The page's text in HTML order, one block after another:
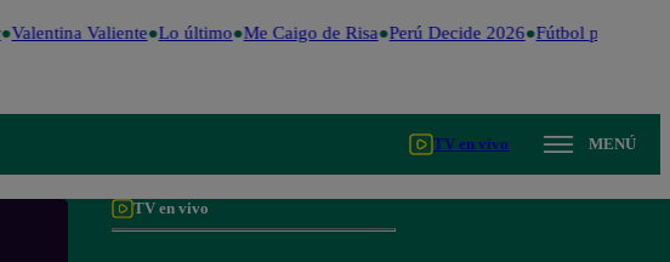
Valentina Valiente Lo último Me Caigo de Risa Perú Decide 2026 Fútbol peruano
TV en vivo MENÚ
TV en vivo